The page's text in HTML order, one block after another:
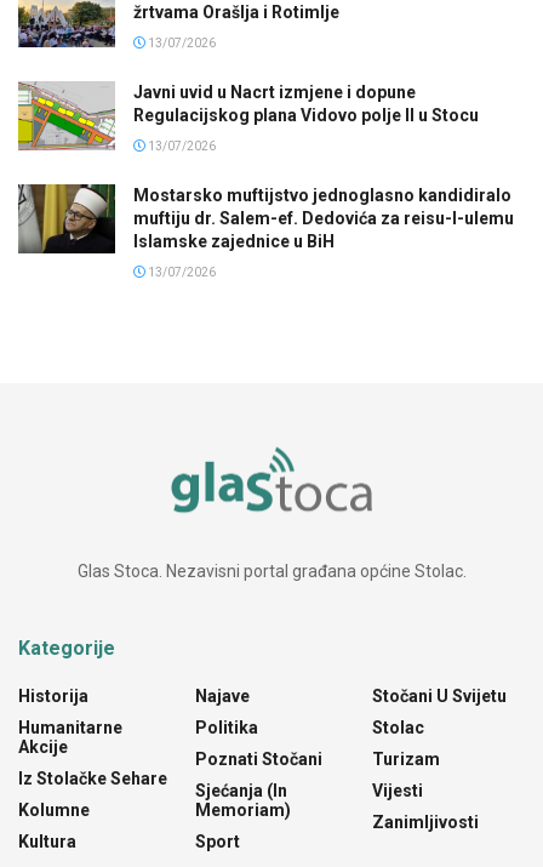
žrtvama Orašlja i Rotimlje
13/07/2026
Javni uvid u Nacrt izmjene i dopune
Regulacijskog plana Vidovo polje II u Stocu
13/07/2026
Mostarsko muftijstvo jednoglasno kandidiralo
muftiju dr. Salem-ef. Dedovića za reisu-l-ulemu
Islamske zajednice u BiH
13/07/2026
Glas Stoca. Nezavisni portal građana općine Stolac.
Kategorije
Historija
Humanitarne
Akcije
Iz Stolačke Sehare
Kolumne
Kultura
Najave
Politika
Poznati Stočani
Sjećanja (In
Memoriam)
Sport
Stočani U Svijetu
Stolac
Turizam
Vijesti
Zanimljivosti